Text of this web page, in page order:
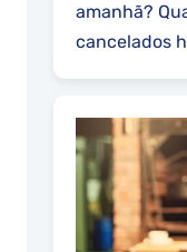
amanhã?
cancelados